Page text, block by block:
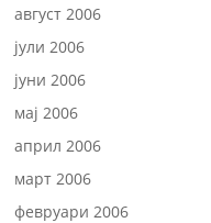
август 2006
јули 2006
јуни 2006
мај 2006
април 2006
март 2006
февруари 2006